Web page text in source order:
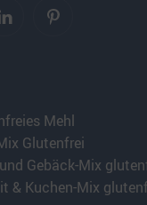
Mehl
Glutenfrei
Gebäck-Mix
& Kuchen-Mix